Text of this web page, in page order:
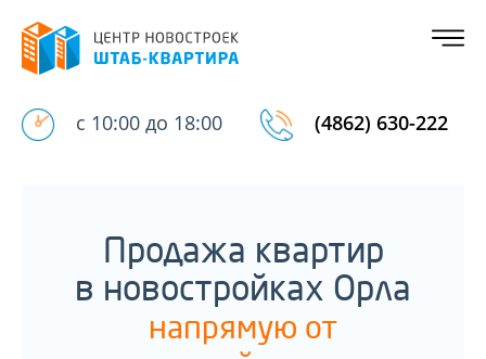
с 10:00 до 18:00 (4862) 630-222
Продажа квартир
в новостройках Орла
напрямую от